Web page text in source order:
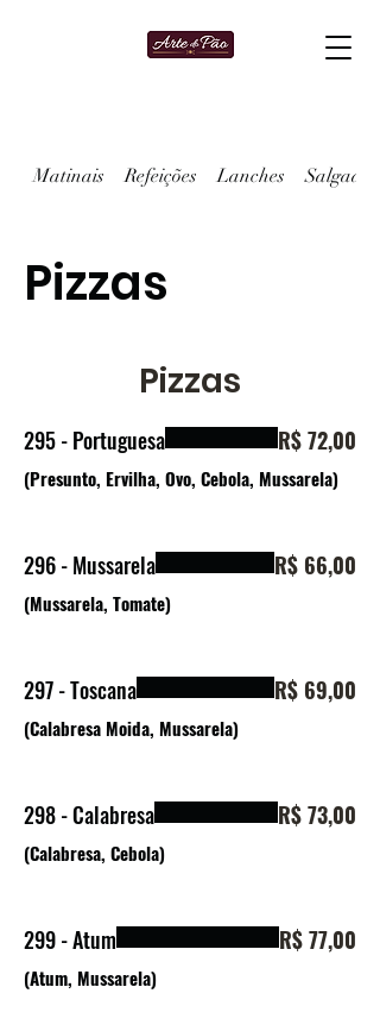
Matinais Refeições Lanches Salgados
Pizzas
Pizzas
295 - Portuguesa
(Presunto, Ervilha, Ovo, Cebola, Mussarela)
R$ 72,00
296 - Mussarela
(Mussarela, Tomate)
R$ 66,00
297 - Toscana
(Calabresa Moida, Mussarela)
R$ 69,00
298 - Calabresa
(Calabresa, Cebola)
R$ 73,00
299 - Atum
(Atum, Mussarela)
R$ 77,00